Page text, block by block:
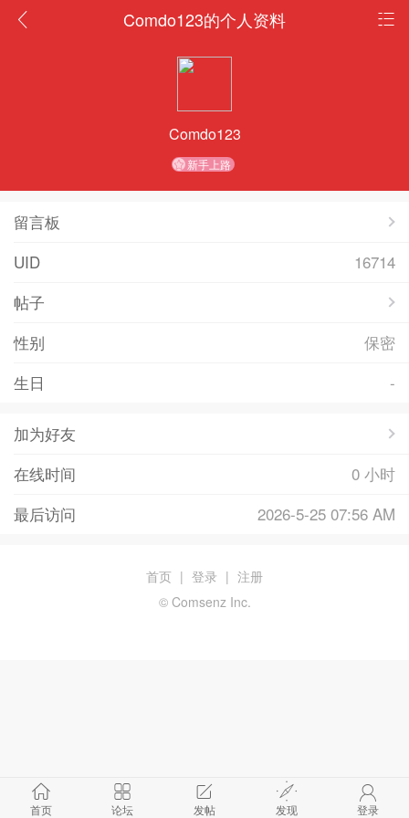
Comdo123的个人资料
Comdo123
新手上路
留言板
UID
16714
帖子
性别
保密
生日
-
加为好友
在线时间
0 小时
最后访问
2026-5-25 07:56 AM
首页 论坛 发帖 发现 登录
首页 | 登录 | 注册
© Comsenz Inc.